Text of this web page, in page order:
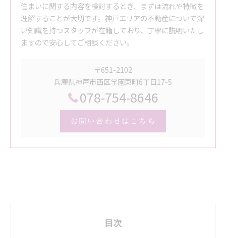
住まいに関する内容を検討するとき、まずは流れや特徴を
理解することが大切です。神戸エリアの不動産について深
い知識を持つスタッフが在籍しており、丁寧に説明いたし
ますので安心してご相談ください。
〒651-2102
兵庫県神戸市西区学園東町6丁目17-5
078-754-8646
お問い合わせはこちら
目次